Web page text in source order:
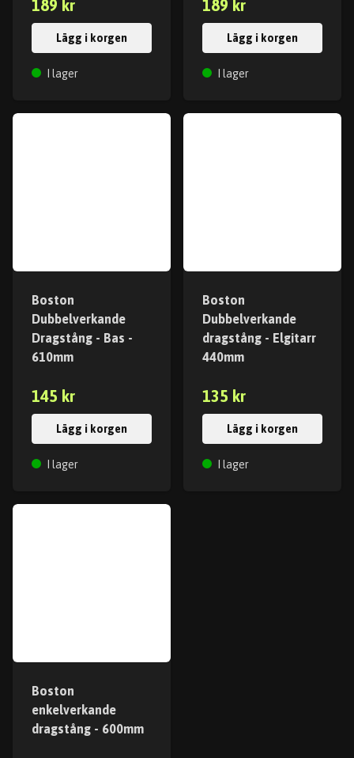
189 kr
Lägg i korgen
I lager
189 kr
Lägg i korgen
I lager
Boston
Dubbelverkande
Dragstång - Bas -
610mm
145 kr
Lägg i korgen
I lager
Boston
Dubbelverkande
dragstång - Elgitarr
440mm
135 kr
Lägg i korgen
I lager
Boston
enkelverkande
dragstång - 600mm